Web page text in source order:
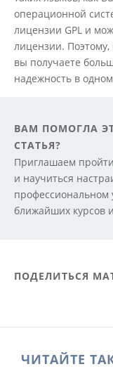
операционной
лицензии GPL и
лицензии. Поэтому,
вы получаете
надежность в
ВАМ ПОМОГЛА
СТАТЬЯ?
Приглашаем пройти
и научиться
профессиональном
ближайших курсов
ПОДЕЛИТЬСЯ
ЧИТАЙТЕ